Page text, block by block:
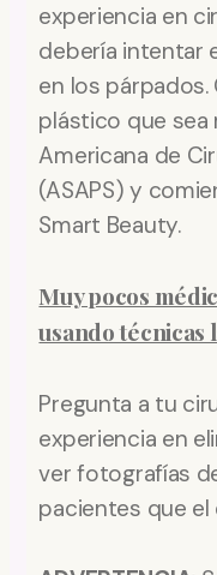
experiencia en
debería intentar
en los
plástico que sea
Americana de
(ASAPS) y
Smart Beauty.
Muy pocos
usando técnicas
Pregunta a tu
experiencia en
ver fotografías
pacientes que